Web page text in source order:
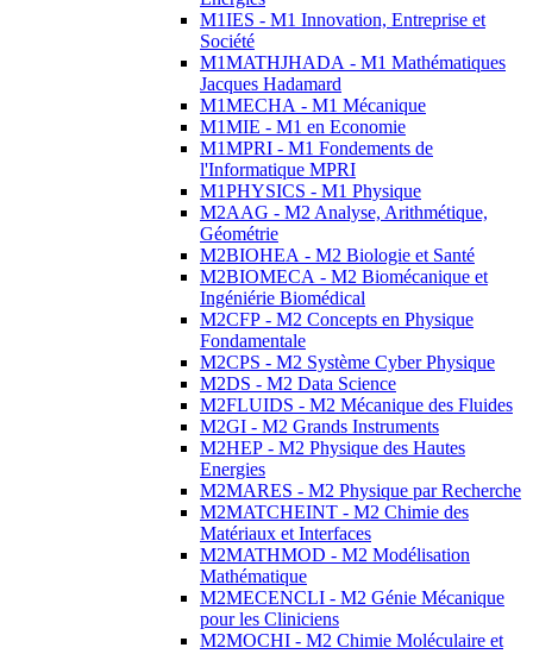
M1IES - M1 Innovation, Entreprise et
Société
M1MATHJHADA - M1 Mathématiques
Jacques Hadamard
M1MECHA - M1 Mécanique
M1MIE - M1 en Economie
M1MPRI - M1 Fondements de
l'Informatique MPRI
M1PHYSICS - M1 Physique
M2AAG - M2 Analyse, Arithmétique,
Géométrie
M2BIOHEA - M2 Biologie et Santé
M2BIOMECA - M2 Biomécanique et
Ingéniérie Biomédical
M2CFP - M2 Concepts en Physique
Fondamentale
M2CPS - M2 Système Cyber Physique
M2DS - M2 Data Science
M2FLUIDS - M2 Mécanique des Fluides
M2GI - M2 Grands Instruments
M2HEP - M2 Physique des Hautes
Energies
M2MARES - M2 Physique par Recherche
M2MATCHEINT - M2 Chimie des
Matériaux et Interfaces
M2MATHMOD - M2 Modélisation
Mathématique
M2MECENCLI - M2 Génie Mécanique
pour les Cliniciens
M2MOCHI - M2 Chimie Moléculaire et